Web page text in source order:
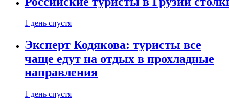
1 день спустя
Эксперт Кодякова: туристы все
чаще едут на отдых в прохладные
направления
1 день спустя